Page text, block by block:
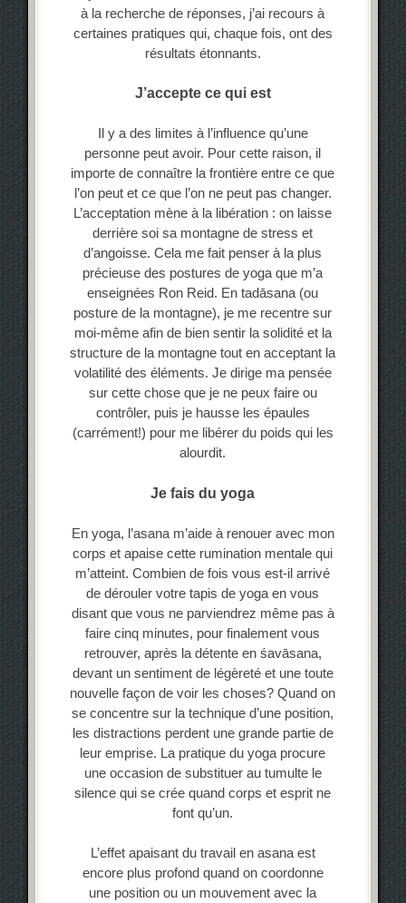
à la recherche de réponses, j’ai recours à
certaines pratiques qui, chaque fois, ont des
résultats étonnants.
J’accepte ce qui est
Il y a des limites à l’influence qu’une
personne peut avoir. Pour cette raison, il
importe de connaître la frontière entre ce que
l’on peut et ce que l’on ne peut pas changer.
L’acceptation mène à la libération : on laisse
derrière soi sa montagne de stress et
d’angoisse. Cela me fait penser à la plus
précieuse des postures de yoga que m’a
enseignées Ron Reid. En tadāsana (ou
posture de la montagne), je me recentre sur
moi-même afin de bien sentir la solidité et la
structure de la montagne tout en acceptant la
volatilité des éléments. Je dirige ma pensée
sur cette chose que je ne peux faire ou
contrôler, puis je hausse les épaules
(carrément!) pour me libérer du poids qui les
alourdit.
Je fais du yoga
En yoga, l’asana m’aide à renouer avec mon
corps et apaise cette rumination mentale qui
m’atteint. Combien de fois vous est-il arrivé
de dérouler votre tapis de yoga en vous
disant que vous ne parviendrez même pas à
faire cinq minutes, pour finalement vous
retrouver, après la détente en śavāsana,
devant un sentiment de légèreté et une toute
nouvelle façon de voir les choses? Quand on
se concentre sur la technique d’une position,
les distractions perdent une grande partie de
leur emprise. La pratique du yoga procure
une occasion de substituer au tumulte le
silence qui se crée quand corps et esprit ne
font qu’un.
L’effet apaisant du travail en asana est
encore plus profond quand on coordonne
une position ou un mouvement avec la